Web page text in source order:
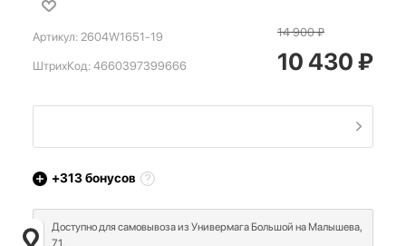
Артикул: 2604W1651-19
ШтрихКод: 4660397399666
14 900₽
10 430₽
+313бонусов
Доступно для самовывоза из Универмага Большой на Малышева,
71.